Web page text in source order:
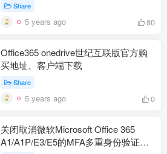
Share
5 years ago 80
Office365 onedrive世纪互联版官方购
买地址、客户端下载
Share
5 years ago 0
关闭取消微软Microsoft Office 365
A1/A1P/E3/E5的MFA多重身份验证验